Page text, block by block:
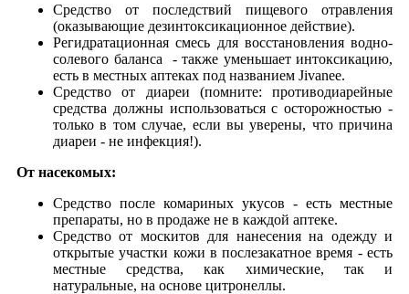
Средство от последствий пищевого отравления
(оказывающие дезинтоксикационное действие).
Регидратационная смесь для восстановления водно-
солевого баланса - также уменьшает интоксикацию,
есть в местных аптеках под названием Jivanee.
Средство от диареи (помните: противодиарейные
средства должны использоваться с осторожностью -
только в том случае, если вы уверены, что причина
диареи - не инфекция!).
От насекомых:
Cредство после комариных укусов - есть местные
препараты, но в продаже не в каждой аптеке.
Средство от москитов для нанесения на одежду и
открытые участки кожи в послезакатное время - есть
местные средства, как химические, так и
натуральные, на основе цитронеллы.